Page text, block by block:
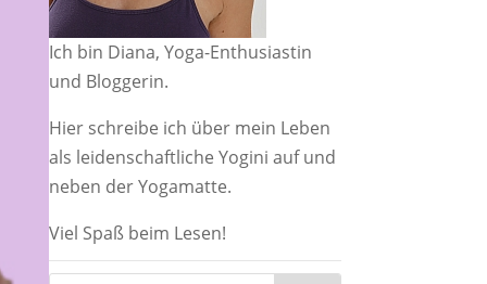
Ich bin Diana, Yoga-Enthusiastin
und Bloggerin.
Hier schreibe ich über mein Leben
als leidenschaftliche Yogini auf und
neben der Yogamatte.
Viel Spaß beim Lesen!